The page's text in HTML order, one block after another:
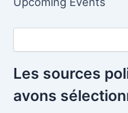
Rechercher
Les sources
avons